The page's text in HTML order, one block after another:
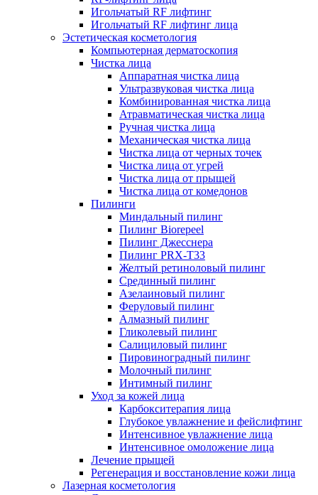
Игольчатый RF лифтинг
Игольчатый RF лифтинг лица
Эстетическая косметология
Компьютерная дерматоскопия
Чистка лица
Аппаратная чистка лица
Ультразвуковая чистка лица
Комбинированная чистка лица
Атравматическая чистка лица
Ручная чистка лица
Механическая чистка лица
Чистка лица от черных точек
Чистка лица от угрей
Чистка лица от прыщей
Чистка лица от комедонов
Пилинги
Миндальный пилинг
Пилинг Biorepeel
Пилинг Джесснера
Пилинг PRX-T33
Желтый ретиноловый пилинг
Срединный пилинг
Азелаиновый пилинг
Феруловый пилинг
Алмазный пилинг
Гликолевый пилинг
Салициловый пилинг
Пировиноградный пилинг
Молочный пилинг
Интимный пилинг
Уход за кожей лица
Карбокситерапия лица
Глубокое увлажнение и фейслифтинг
Интенсивное увлажнение лица
Интенсивное омоложение лица
Лечение прыщей
Регенерация и восстановление кожи лица
Лазерная косметология